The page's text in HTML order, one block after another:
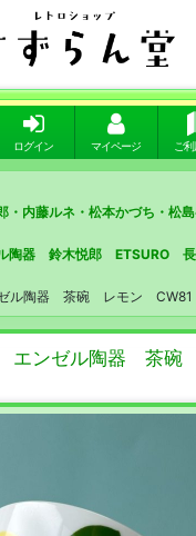
ログイン マイページ ご
内藤ルネ・松本かづち・松
陶器 鈴木悦郎 ETSURO
ル陶器 茶碗 レモン CW81
エンゼル陶器 茶